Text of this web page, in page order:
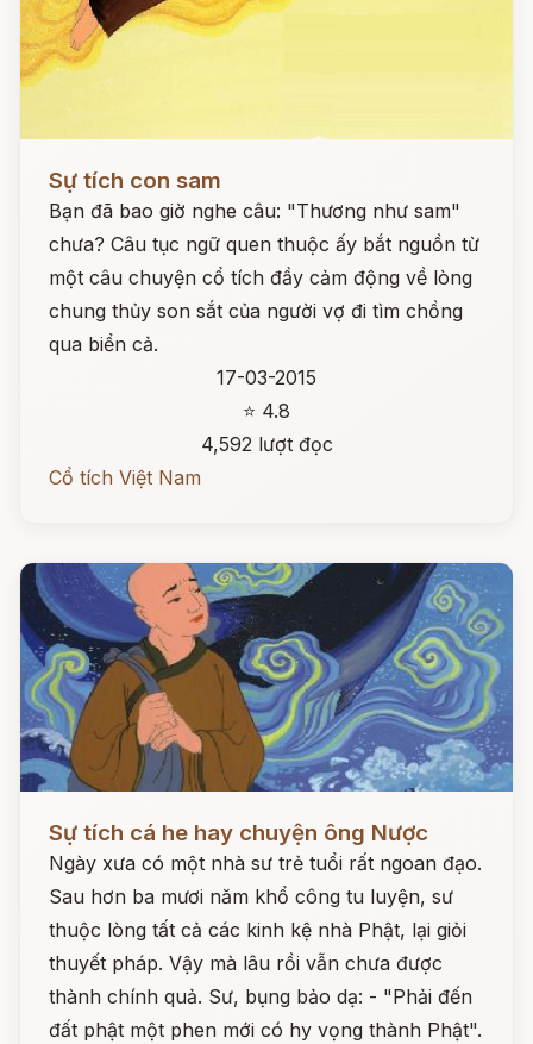
Sự tích con sam
Bạn đã bao giờ nghe câu: "Thương như sam"
chưa? Câu tục ngữ quen thuộc ấy bắt nguồn từ
một câu chuyện cổ tích đầy cảm động về lòng
chung thủy son sắt của người vợ đi tìm chồng
qua biển cả.
17-03-2015
⭐ 4.8
4,592 lượt đọc
Cổ tích Việt Nam
Sự tích cá he hay chuyện ông Nược
Ngày xưa có một nhà sư trẻ tuổi rất ngoan đạo.
Sau hơn ba mươi năm khổ công tu luyện, sư
thuộc lòng tất cả các kinh kệ nhà Phật, lại giỏi
thuyết pháp. Vậy mà lâu rồi vẫn chưa được
thành chính quả. Sư, bụng bảo dạ: - "Phải đến
đất phật một phen mới có hy vọng thành Phật".